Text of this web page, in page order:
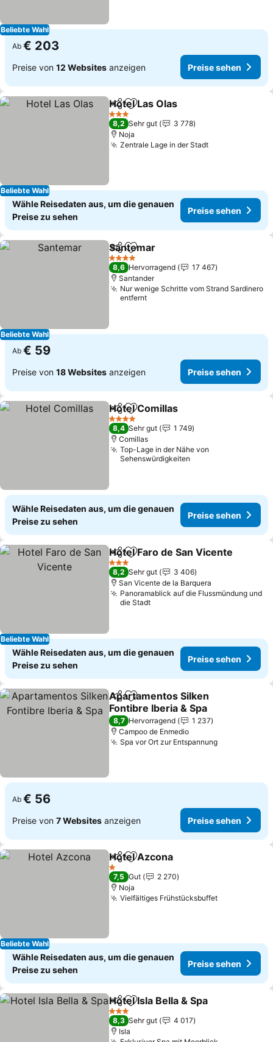
Beliebte Wahl
Ab € 203
Preise von 12 Websites anzeigen Preise sehen
Beliebte Wahl
TeilenZu Favoriten hinzufügen
Hotel Las Olas
3 Sterne
8,2 Sehr gut
3 778
Noja
Zentrale Lage in der Stadt
Wähle Reisedaten aus, um die genauen
Preise zu sehen
Preise sehen
Beliebte Wahl
TeilenZu Favoriten hinzufügen
Santemar
4 Sterne
8,6 Hervorragend
17 467
Santander
Nur wenige Schritte vom Strand Sardinero
entfernt
Ab € 59
Preise von 18 Websites anzeigen Preise sehen
TeilenZu Favoriten hinzufügen
Hotel Comillas
4 Sterne
8,4 Sehr gut
1 749
Comillas
Top-Lage in der Nähe von
Sehenswürdigkeiten
Wähle Reisedaten aus, um die genauen
Preise zu sehen
Preise sehen
Beliebte Wahl
TeilenZu Favoriten hinzufügen
Hotel Faro de San Vicente
3 Sterne
8,2 Sehr gut
3 406
San Vicente de la Barquera
Panoramablick auf die Flussmündung und
die Stadt
Wähle Reisedaten aus, um die genauen
Preise zu sehen
Preise sehen
TeilenZu Favoriten hinzufügen
Apartamentos Silken
Fontibre Iberia & Spa
8,7 Hervorragend
1 237
Campoo de Enmedio
Spa vor Ort zur Entspannung
Ab € 56
Preise von 7 Websites anzeigen Preise sehen
Beliebte Wahl
TeilenZu Favoriten hinzufügen
Hotel Azcona
1 Sterne
7,5 Gut
2 270
Noja
Vielfältiges Frühstücksbuffet
Wähle Reisedaten aus, um die genauen
Preise zu sehen
Preise sehen
TeilenZu Favoriten hinzufügen
Hotel Isla Bella & Spa
3 Sterne
8,3 Sehr gut
4 017
Isla